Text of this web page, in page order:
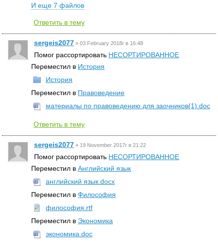
И еще 7 файлов
Ответить в тему
sergeis2077 » 03 February 2018г в 16:48
Помог рассортировать НЕСОРТИРОВАННОЕ
Переместил в История
История
Переместил в Правоведение
материалы по правоведению для заочников(1).doc
Ответить в тему
sergeis2077 » 19 November 2017г в 21:22
Помог рассортировать НЕСОРТИРОВАННОЕ
Переместил в Английский язык
английский язык.docx
Переместил в Философия
философия.rtf
Переместил в Экономика
экономика.doc